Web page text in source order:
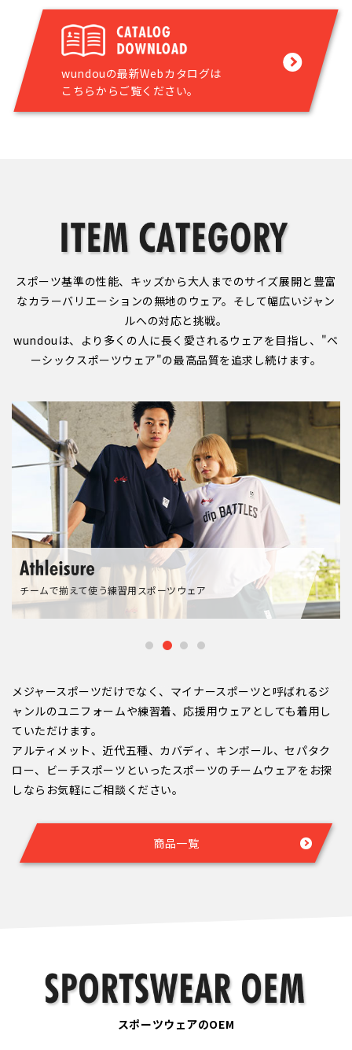
wundouの最新Webカタログは
こちらからご覧ください。
スポーツ基準の性能、キッズから大人までのサイズ展開と豊富
なカラーバリエーションの無地のウェア。そして幅広いジャン
ルへの対応と挑戦。
wundouは、より多くの人に長く愛されるウェアを目指し、"ベ
ーシックスポーツウェア"の最高品質を追求し続けます。
ポーツウェア マイナースポーツまで対
メジャースポーツだけでなく、マイナースポーツと呼ばれるジ
ャンルのユニフォームや練習着、応援用ウェアとしても着用し
ていただけます。
アルティメット、近代五種、カバディ、キンボール、セパタク
ロー、ビーチスポーツといったスポーツのチームウェアをお探
しならお気軽にご相談ください。
商品一覧
スポーツウェアのOEM